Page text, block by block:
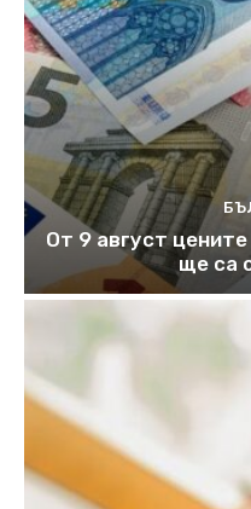
От 9 август
ще са